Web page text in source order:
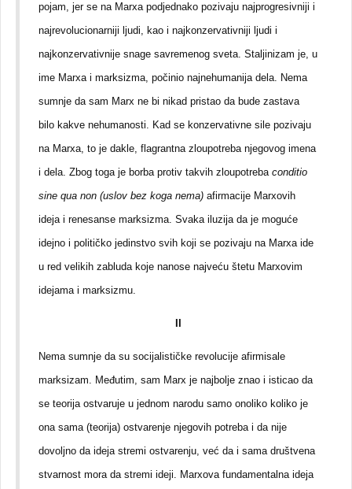
pojam, jer se na Marxa podjednako pozivaju najprogresivniji i
najrevolucionarniji ljudi, kao i najkonzervativniji ljudi i
najkonzervativnije snage savremenog sveta. Staljinizam je, u
ime Marxa i marksizma, počinio najnehumanija dela. Nema
sumnje da sam Marx ne bi nikad pristao da bude zastava
bilo kakve nehumanosti. Kad se konzervativne sile pozivaju
na Marxa, to je dakle, flagrantna zloupotreba njegovog imena
i dela. Zbog toga je borba protiv takvih zloupotreba conditio
sine qua non (uslov bez koga nema) afirmacije Marxovih
ideja i renesanse marksizma. Svaka iluzija da je moguće
idejno i političko jedinstvo svih koji se pozivaju na Marxa ide
u red velikih zabluda koje nanose najveću štetu Marxovim
idejama i marksizmu.
Nema sumnje da su socijalističke revolucije afirmisale
marksizam. Međutim, sam Marx je najbolje znao i isticao da
se teorija ostvaruje u jednom narodu samo onoliko koliko je
ona sama (teorija) ostvarenje njegovih potreba i da nije
dovoljno da ideja stremi ostvarenju, već da i sama društvena
stvarnost mora da stremi ideji. Marxova fundamentalna ideja